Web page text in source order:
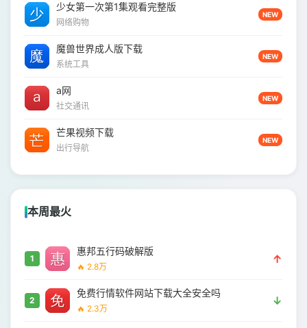
少女第一次第1集观看完整版
网络购物
NEW
魔兽世界成人版下载
系统工具
NEW
a网
社交通讯
NEW
芒果视频下载
出行导航
NEW
本周最火
1
惠邦五行码破解版
🔥 2.8万
↑
2
免费行情软件网站下载大全安全吗
🔥 2.3万
↓